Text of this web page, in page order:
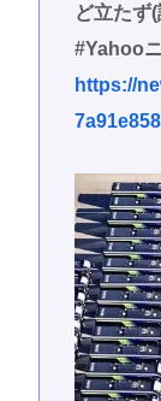
ど立たず
#Yahoo
https://